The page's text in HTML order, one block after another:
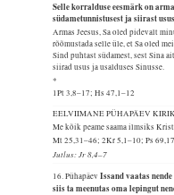
Selle korralduse eesmärk on
südametunnistusest ja siirast
Armas Jeesus, Sa oled pidevalt
rõõmustada selle üle, et Sa oled
Sind puhtast südamest, sest Sina
siirad usus ja usalduses Sinusse.
*
1Pt 3,8–17; Hs 47,1–12
EELVIIMANE PÜHAPÄEV
Me kõik peame saama ilmsiks
Mt 25,31–46; 2Kr 5,1–10; Ps
Jutlus: Jr 8,4–7
16. PühapäevIssand vaatas
siis ta meenutas oma lepingut